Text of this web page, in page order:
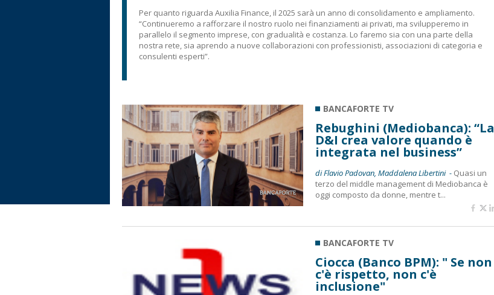
Per quanto riguarda Auxilia Finance, il 2025 sarà un anno di consolidamento e ampliamento.
“Continueremo a rafforzare il nostro ruolo nei finanziamenti ai privati, ma svilupperemo in
parallelo il segmento imprese, con gradualità e costanza. Lo faremo sia con una parte della
nostra rete, sia aprendo a nuove collaborazioni con professionisti, associazioni di categoria e
consulenti esperti”.
BANCAFORTE TV
Rebughini (Mediobanca): “La
D&I crea valore quando è
integrata nel business”
di Flavio Padovan, Maddalena Libertini - Quasi un
terzo del middle management di Mediobanca è
oggi composto da donne, mentre t...
BANCAFORTE TV
Ciocca (Banco BPM): " Se non
c'è rispetto, non c'è
inclusione"